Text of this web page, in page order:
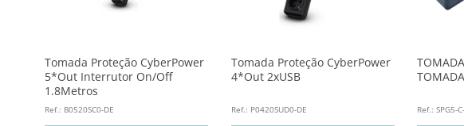
Tomada Proteção CyberPower
5*Out Interrutor On/Off
1.8Metros
Ref.: B0520SC0-DE
Tomada Proteção CyberPower
4*Out 2xUSB
Ref.: P0420SUD0-DE Ref.: SPG5-